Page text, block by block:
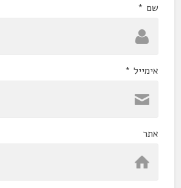
שם *
אימייל *
אתר